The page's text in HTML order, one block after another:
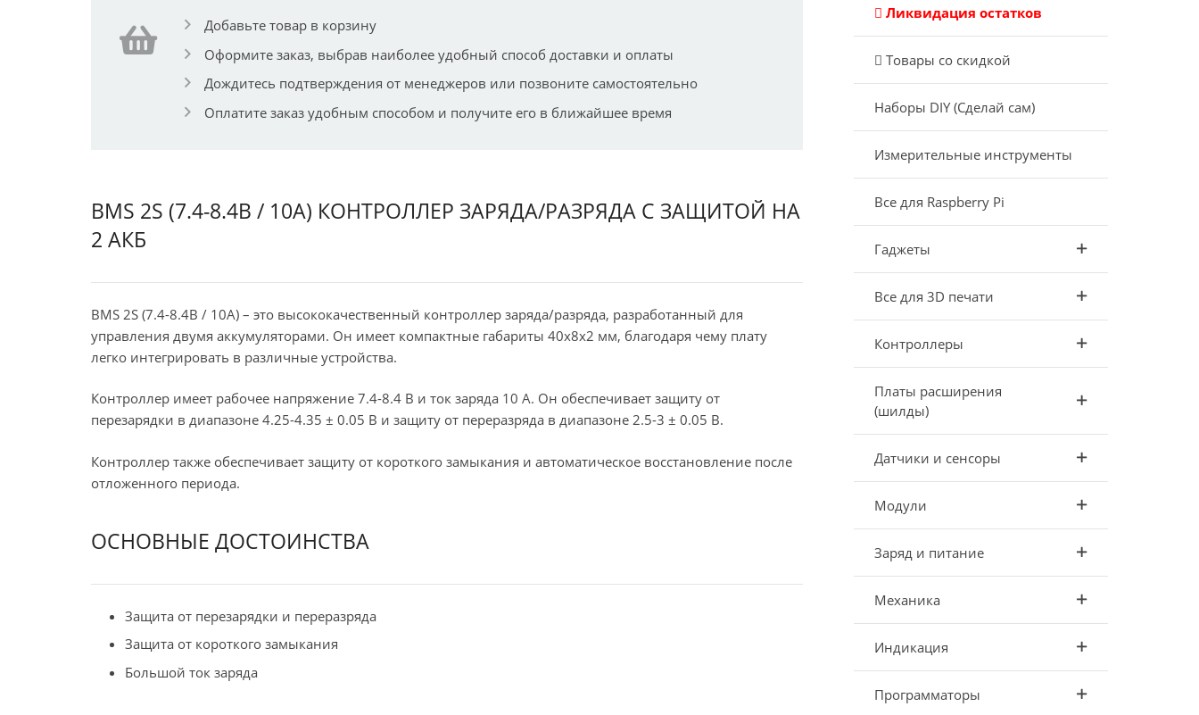
Добавьте товар в корзину
Оформите заказ, выбрав наиболее удобный способ доставки и оплаты
Дождитесь подтверждения от менеджеров или позвоните самостоятельно
Оплатите заказ удобным способом и получите его в ближайшее время
BMS 2S (7.4-8.4В / 10А) КОНТРОЛЛЕР ЗАРЯДА/РАЗРЯДА С ЗАЩИТОЙ НА
2 АКБ
BMS 2S (7.4-8.4В / 10А) – это высококачественный контроллер заряда/разряда, разработанный для
управления двумя аккумуляторами. Он имеет компактные габариты 40x8x2 мм, благодаря чему плату
легко интегрировать в различные устройства.
Контроллер имеет рабочее напряжение 7.4-8.4 В и ток заряда 10 А. Он обеспечивает защиту от
перезарядки в диапазоне 4.25-4.35 ± 0.05 В и защиту от переразряда в диапазоне 2.5-3 ± 0.05 В.
Контроллер также обеспечивает защиту от короткого замыкания и автоматическое восстановление после
отложенного периода.
ОСНОВНЫЕ ДОСТОИНСТВА
Защита от перезарядки и переразряда
Защита от короткого замыкания
Большой ток заряда
Ликвидация остатков
Товары со скидкой
Наборы DIY (Сделай сам)
Измерительные инструменты
Все для Raspberry Pi
Гаджеты
Все для 3D печати
Контроллеры
Платы расширения
(шилды)
Датчики и сенсоры
Модули
Заряд и питание
Механика
Индикация
Программаторы